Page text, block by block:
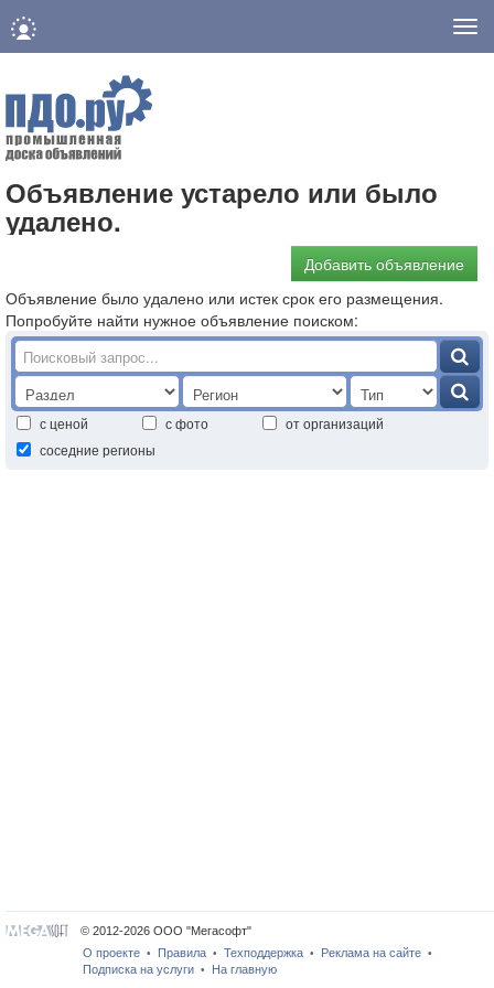
Объявление устарело или было
удалено.
Добавить объявление
Объявление было удалено или истек срок его размещения.
Попробуйте найти нужное объявление поиском:
с ценой с фото
от организаций
соседние регионы
© 2012-2026 ООО "Мегасофт"
О проекте • Правила • Техподдержка • Реклама на сайте •
Подписка на услуги • На главную